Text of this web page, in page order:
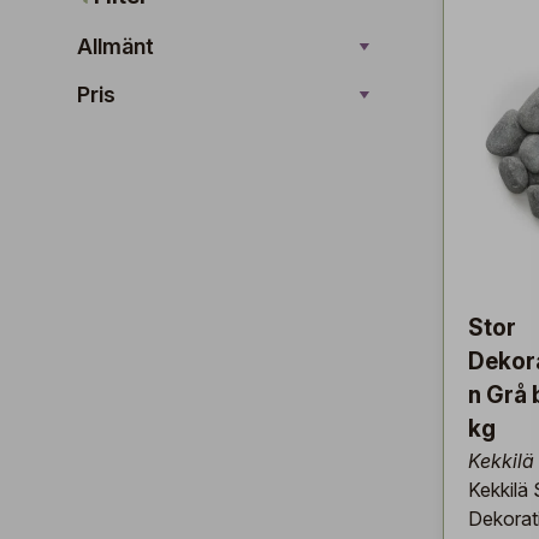
Allmänt
Pris
Stor
n Grå
kg
Kekkilä
Kekkilä